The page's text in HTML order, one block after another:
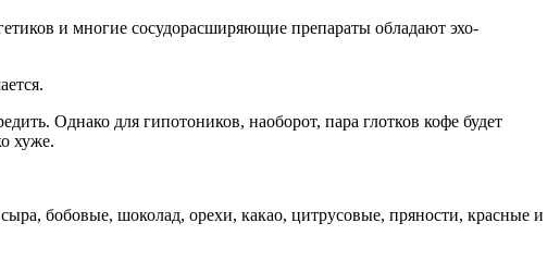
и многие сосудорасширяющие препараты обладают эхо-
Однако для гипотоников, наоборот, пара глотков кофе будет
хуже.
бобовые, шоколад, орехи, какао, цитрусовые, пряности, красные и